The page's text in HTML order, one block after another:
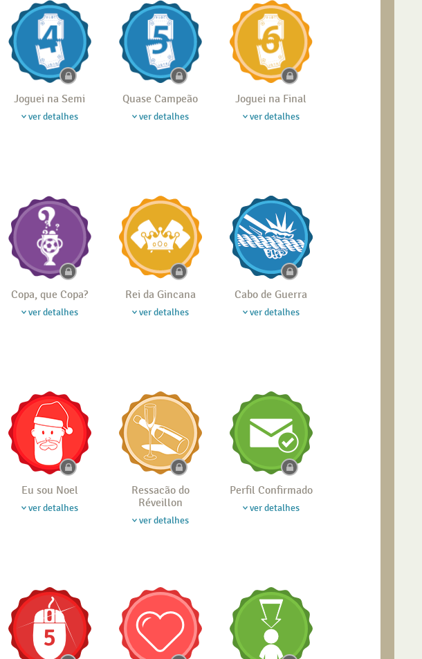
Joguei na Semi
ver detalhes
Quase Campeão
ver detalhes
Joguei na Final
ver detalhes
Copa, que Copa?
ver detalhes
Rei da Gincana
ver detalhes
Cabo de Guerra
ver detalhes
Eu sou Noel
ver detalhes
Ressacão do
Réveillon
ver detalhes
Perfil Confirmado
ver detalhes